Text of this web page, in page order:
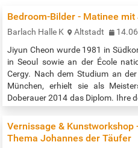
Bedroom-Bilder - Matinee mit
Barlach Halle K Altstadt
Jiyun Cheon wurde 1981 in
in Seoul sowie an der École
Cergy. Nach dem Studium an
München, erhielt sie als
Doberauer 2014 das Diplom. Ihre
auseinandersetzen, wurde unter
Stuttgart und…
Vernissage &
Thema Johannes der Täufer